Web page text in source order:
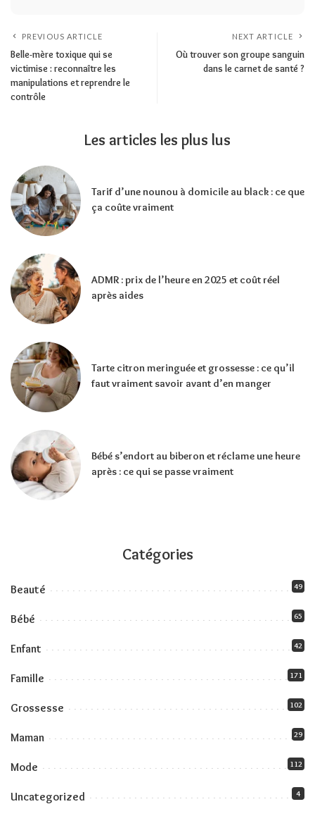
PREVIOUS ARTICLE
Belle-mère toxique qui se
victimise : reconnaître les
manipulations et reprendre le
contrôle
NEXT ARTICLE
Où trouver son groupe sanguin
dans le carnet de santé ?
Les articles les plus lus
Tarif d’une nounou à domicile au black : ce que
ça coûte vraiment
ADMR : prix de l’heure en 2025 et coût réel
après aides
Tarte citron meringuée et grossesse : ce qu’il
faut vraiment savoir avant d’en manger
Bébé s’endort au biberon et réclame une heure
après : ce qui se passe vraiment
Catégories
Beauté 49
Bébé 65
Enfant 42
Famille 171
Grossesse 102
Maman 29
Mode 112
Uncategorized 4